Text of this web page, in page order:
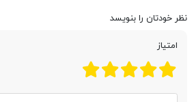
نظر خودتان را بنویسد
امتیاز